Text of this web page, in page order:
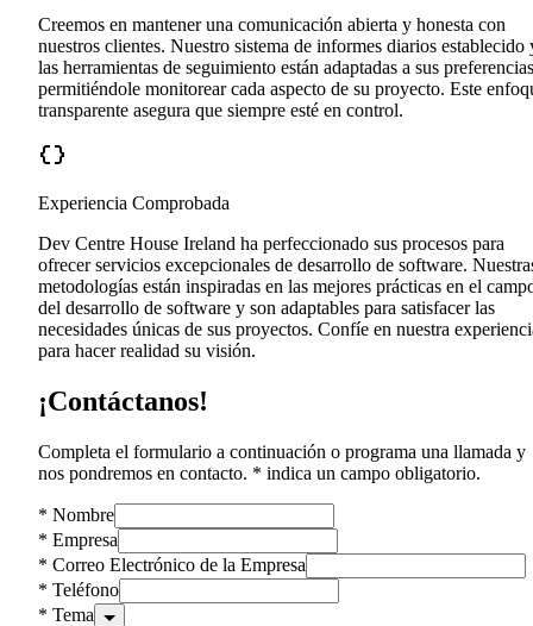
Creemos en mantener una comunicación abierta y honesta con
nuestros clientes. Nuestro sistema de informes diarios establecido
las herramientas de seguimiento están adaptadas a sus
permitiéndole monitorear cada aspecto de su proyecto. Este
transparente asegura que siempre esté en control.
Experiencia Comprobada
Dev Centre House Ireland ha perfeccionado sus procesos para
ofrecer servicios excepcionales de desarrollo de software.
metodologías están inspiradas en las mejores prácticas en el
del desarrollo de software y son adaptables para satisfacer las
necesidades únicas de sus proyectos. Confíe en nuestra
para hacer realidad su visión.
¡Contáctanos!
Completa el formulario a continuación o programa una llamada y
nos pondremos en contacto. * indica un campo obligatorio.
* Nombre
* Empresa
* Correo Electrónico de la Empresa
* Teléfono
* Tema